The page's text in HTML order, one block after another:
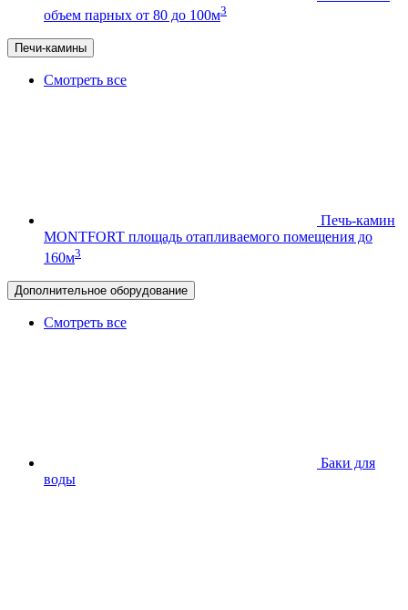
объем парных от 80 до 100м3
Печи-камины
Смотреть все
Печь-камин
MONTFORT площадь отапливаемого помещения до
160м3
Дополнительное оборудование
Смотреть все
Баки для
воды